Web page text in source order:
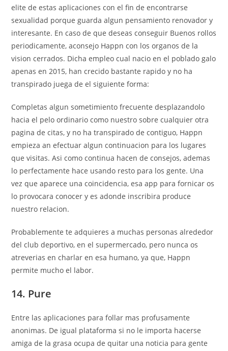
elite de estas aplicaciones con el fin de encontrarse
sexualidad porque guarda algun pensamiento renovador y
interesante. En caso de que deseas conseguir Buenos rollos
periodicamente, aconsejo Happn con los organos de la
vision cerrados. Dicha empleo cual nacio en el poblado galo
apenas en 2015, han crecido bastante rapido y no ha
transpirado juega de el siguiente forma:
Completas algun sometimiento frecuente desplazandolo
hacia el pelo ordinario como nuestro sobre cualquier otra
pagina de citas, y no ha transpirado de contiguo, Happn
empieza an efectuar algun continuacion para los lugares
que visitas. Asi como continua hacen de consejos, ademas
lo perfectamente hace usando resto para los gente. Una
vez que aparece una coincidencia, esa app para fornicar os
lo provocara conocer y es adonde inscribira produce
nuestro relacion.
Probablemente te adquieres a muchas personas alrededor
del club deportivo, en el supermercado, pero nunca os
atreverias en charlar en esa humano, ya que, Happn
permite mucho el labor.
14. Pure
Entre las aplicaciones para follar mas profusamente
anonimas. De igual plataforma si no le importa hacerse
amiga de la grasa ocupa de quitar una noticia para gente